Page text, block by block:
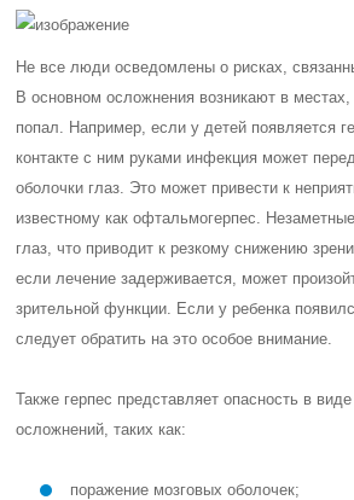
Не все люди осведомлены о рисках,
В основном осложнения возникают в
попал. Например, если у детей появляется
контакте с ним руками инфекция может
оболочки глаз. Это может привести к
известному как офтальмогерпес.
глаз, что приводит к резкому снижению
если лечение задерживается, может
зрительной функции. Если у ребенка
следует обратить на это особое внимание.
Также герпес представляет опасность в
осложнений, таких как:
поражение мозговых оболочек;